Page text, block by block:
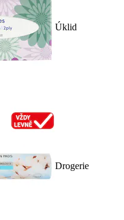
Úklid
Drogerie